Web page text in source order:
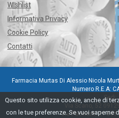
Questo sito utilizza cookie, anche di
con le tue preferenze. Se vuoi saperne
Wishlist
Informativa Privacy
Cookie Policy
Contatti
Farmacia Murtas Di Alessio Nicola
Numero R.E.A:
Sedi:
Via Scano, 52
Via Pacinotti, 21